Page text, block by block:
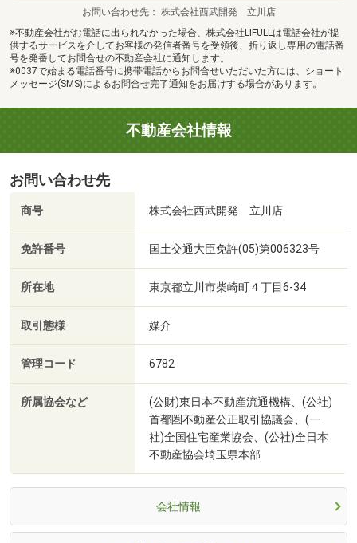
お問い合わせ先
株式会社西武開発 立川店
※不動産会社がお電話に出られなかった場合、株式会社LIFULLは電話会社が提
供するサービスを介してお客様の発信者番号を受領後、折り返し専用の電話番
号を発番してお問合せの不動産会社に通知します。
※0037で始まる電話番号に携帯電話からお問合せいただいた方には、ショート
メッセージ(SMS)によるお問合せ完了通知をお届けする場合があります。
不動産会社情報
お問い合わせ先
商号 株式会社西武開発 立川店
免許番号 国土交通大臣免許(05)第006323号
所在地 東京都立川市柴崎町４丁目6-34
取引態様 媒介
管理コード 6782
所属協会など
(公財)東日本不動産流通機構、(公社)
首都圏不動産公正取引協議会、(一
社)全国住宅産業協会、(公社)全日本
不動産協会埼玉県本部
会社情報